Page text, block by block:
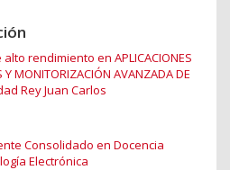
rendimiento en APLICACIONES
Y MONITORIZACIÓN AVANZADA DE
Rey Juan Carlos
Consolidado en Docencia
Electrónica